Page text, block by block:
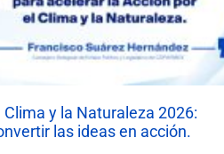
y la Naturaleza 2026:
las ideas en acción.